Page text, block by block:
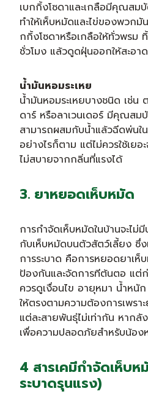
เบกกิ้งโซดาและเกลือมีคุณสม
ทำให้เห็บหมัดและไข่ของพวกมั
กกิ้งโซดาหรือเกลือให้ทั่วพรม
ชั่วโมง แล้วดูดฝุ่นออกให้สะอาด
น้ำมันหอมระเหย
น้ำมันหอมระเหยบางชนิด เช่น
ดาร์ หรือลาเวนเดอร์ มีคุณสม
สามารถผสมกับน้ำแล้วฉีดพ่นใ
อย่างไรก็ตาม แต่ไม่ควรใช้เยอะ
ไม่สบายจากกลิ่นที่แรงได้
3. ยาหยอดเห็บหมัด
การกำจัดเห็บหมัดในบ้านจะไม่
กับเห็บหมัดบนตัวสัตว์เลี้ยง ซึ่
การระบาด คือการหยอดยาเห็
ป้องกันและจัดการทีต้นตอ แต่
ควรดูเงื่อนไข อายุหมา น้ำหนั
ให้ตรงตามความต้องการเพรา
แต่ละสายพันธุ่ไม่เท่ากัน หาก
เพื่อความปลอดภัยสำหรับน้อง
4 สารเคมีกำจัดเห็บ
ระบาดรุนแรง)